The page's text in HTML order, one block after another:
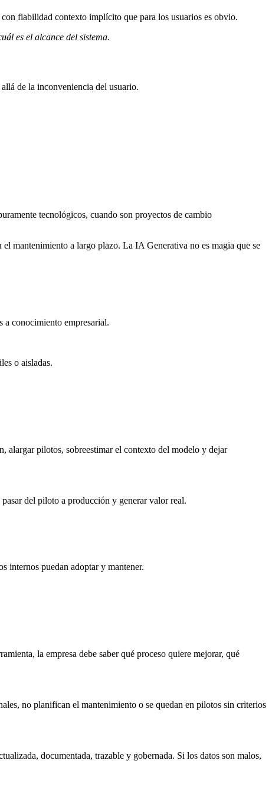
fiabilidad contexto implícito que para los usuarios es obvio.
es el alcance del sistema.
de la inconveniencia del usuario.
tecnológicos, cuando son proyectos de cambio
mantenimiento a largo plazo. La IA Generativa no es magia que se
a conocimiento empresarial.
o aisladas.
alargar pilotos, sobreestimar el contexto del modelo y dejar
pasar del piloto a producción y generar valor real.
internos puedan adoptar y mantener.
la empresa debe saber qué proceso quiere mejorar, qué
no planifican el mantenimiento o se quedan en pilotos sin criterios
documentada, trazable y gobernada. Si los datos son malos,